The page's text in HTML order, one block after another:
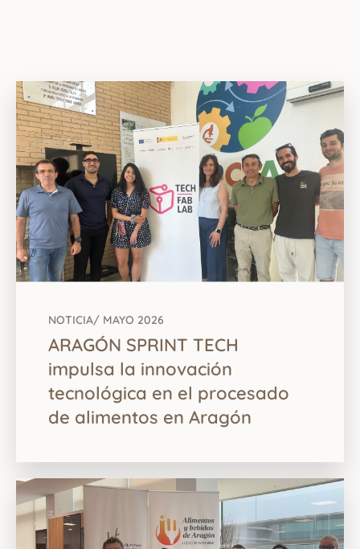
NOTICIA/ MAYO 2026
ARAGÓN SPRINT TECH
impulsa la innovación
tecnológica en el procesado
de alimentos en Aragón